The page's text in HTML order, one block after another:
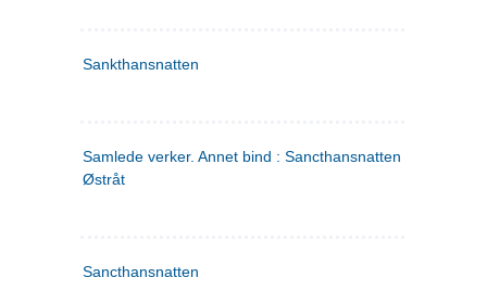
Sankthansnatten
Samlede verker. Annet bind : Sancthansnatten ; Fru Inger
Østråt
Sancthansnatten